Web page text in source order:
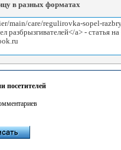
в разных форматах
посетителей